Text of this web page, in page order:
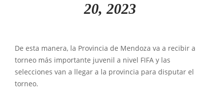
20, 2023
De esta manera, la Provincia de Mendoza va a recibir a
torneo más importante juvenil a nivel FIFA y las
selecciones van a llegar a la provincia para disputar el
torneo.